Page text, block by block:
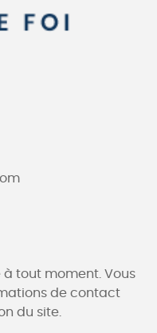
à tout moment. Vous
de contact
du site.